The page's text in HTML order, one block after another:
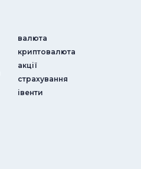
валюта
криптовалюта
акції
страхування
iвенти